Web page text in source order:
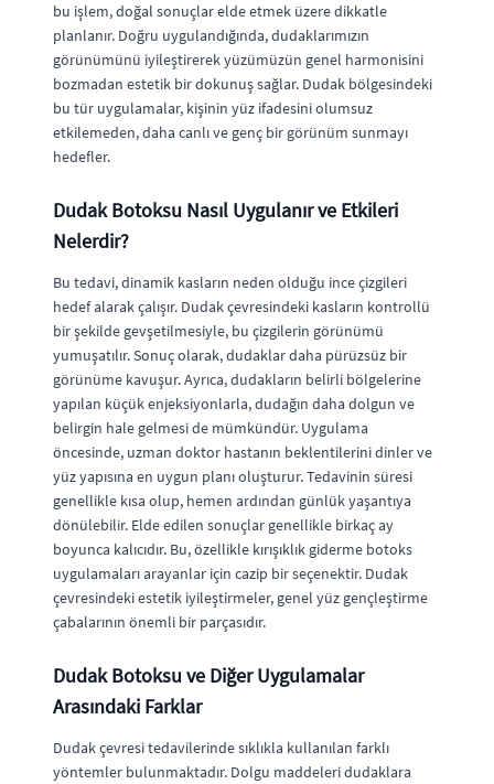
bu işlem, doğal sonuçlar elde etmek üzere dikkatle
planlanır. Doğru uygulandığında, dudaklarımızın
görünümünü iyileştirerek yüzümüzün genel harmonisini
bozmadan estetik bir dokunuş sağlar. Dudak bölgesindeki
bu tür uygulamalar, kişinin yüz ifadesini olumsuz
etkilemeden, daha canlı ve genç bir görünüm sunmayı
hedefler.
Dudak Botoksu Nasıl Uygulanır ve Etkileri
Nelerdir?
Bu tedavi, dinamik kasların neden olduğu ince çizgileri
hedef alarak çalışır. Dudak çevresindeki kasların kontrollü
bir şekilde gevşetilmesiyle, bu çizgilerin görünümü
yumuşatılır. Sonuç olarak, dudaklar daha pürüzsüz bir
görünüme kavuşur. Ayrıca, dudakların belirli bölgelerine
yapılan küçük enjeksiyonlarla, dudağın daha dolgun ve
belirgin hale gelmesi de mümkündür. Uygulama
öncesinde, uzman doktor hastanın beklentilerini dinler ve
yüz yapısına en uygun planı oluşturur. Tedavinin süresi
genellikle kısa olup, hemen ardından günlük yaşantıya
dönülebilir. Elde edilen sonuçlar genellikle birkaç ay
boyunca kalıcıdır. Bu, özellikle kırışıklık giderme botoks
uygulamaları arayanlar için cazip bir seçenektir. Dudak
çevresindeki estetik iyileştirmeler, genel yüz gençleştirme
çabalarının önemli bir parçasıdır.
Dudak Botoksu ve Diğer Uygulamalar
Arasındaki Farklar
Dudak çevresi tedavilerinde sıklıkla kullanılan farklı
yöntemler bulunmaktadır. Dolgu maddeleri dudaklara